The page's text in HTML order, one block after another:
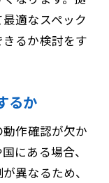
適なスペック
るか検討をす
るか
作確認が欠か
にある場合、
異なるため、